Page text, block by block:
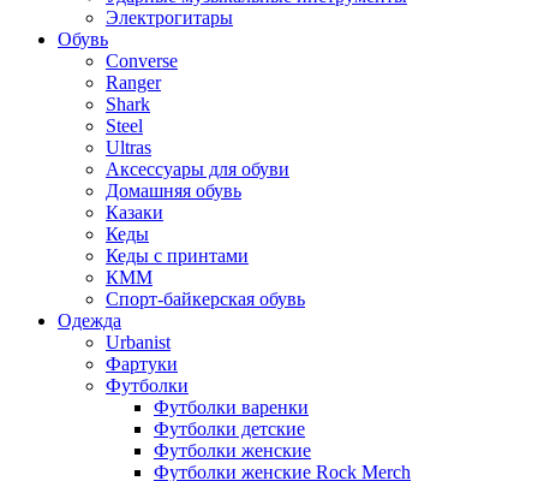
Электрогитары
Обувь
Converse
Ranger
Shark
Steel
Ultras
Аксессуары для обуви
Домашняя обувь
Казаки
Кеды
Кеды с принтами
КММ
Спорт-байкерская обувь
Одежда
Urbanist
Фартуки
Футболки
Футболки варенки
Футболки детские
Футболки женские
Футболки женские Rock Merch